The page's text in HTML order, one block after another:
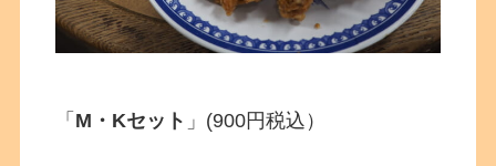
「 M・Kセット 」(900円税込）